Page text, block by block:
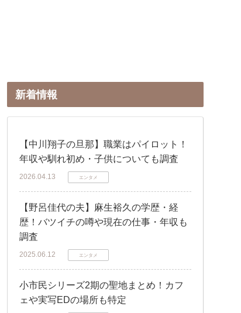
新着情報
【中川翔子の旦那】職業はパイロット！
年収や馴れ初め・子供についても調査
2026.04.13 エンタメ
【野呂佳代の夫】麻生裕久の学歴・経
歴！バツイチの噂や現在の仕事・年収も
調査
2025.06.12 エンタメ
小市民シリーズ2期の聖地まとめ！カフ
ェや実写EDの場所も特定